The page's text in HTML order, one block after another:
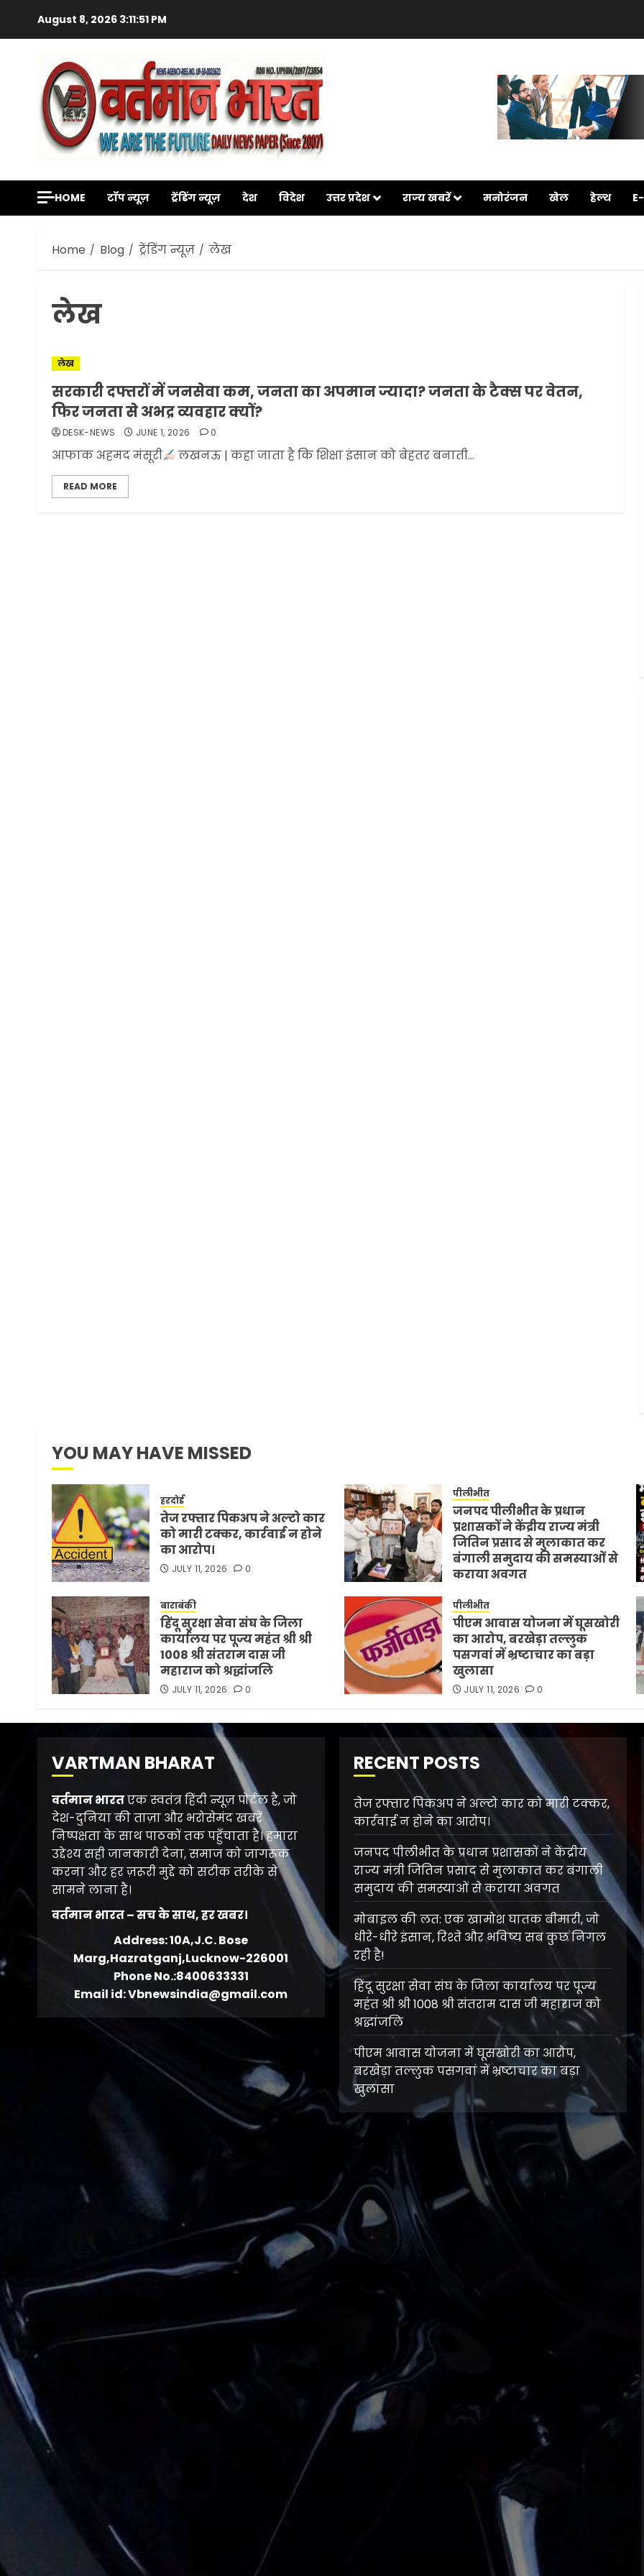
content
August 8, 2026 3:11:53 PM
HOME टॉप न्यूज़ ट्रेंडिंग न्यूज़ देश विदेश उत्तर प्रदेश राज्य खबरें मनोरंजन खेल हेल्थ
Home Blog ट्रेंडिंग न्यूज़ लेख
लेख
लेख
सरकारी दफ्तरों में जनसेवा कम, जनता का अपमान ज्यादा? जनता के टैक्स पर वेतन,
फिर जनता से अभद्र व्यवहार क्यों?
DESK-NEWS JUNE 1, 2026 0
आफाक अहमद मंसूरी लखनऊ | कहा जाता है कि शिक्षा इंसान को बेहतर बनाती...
READ MORE
YOU MAY HAVE MISSED
हरदोई
तेज रफ्तार पिकअप ने अल्टो कार
को मारी टक्कर, कार्रवाई न होने
का आरोप।
JULY 11, 2026 0
पीलीभीत
जनपद पीलीभीत के प्रधान
प्रशासकों ने केंद्रीय राज्य मंत्री
जितिन प्रसाद से मुलाकात कर
बंगाली समुदाय की समस्याओं से
कराया अवगत
बाराबंकी
हिंदू सुरक्षा सेवा संघ के जिला
कार्यालय पर पूज्य महंत श्री श्री
1008 श्री संतराम दास जी
महाराज को श्रद्धांजलि
JULY 11, 2026 0
पीलीभीत
पीएम आवास योजना में घूसखोरी
का आरोप, बरखेड़ा तल्लुक
पसगवां में भ्रष्टाचार का बड़ा
खुलासा
JULY 11, 2026 0
VARTMAN BHARAT
वर्तमान भारतएक स्वतंत्र हिंदी न्यूज़ पोर्टल है, जो
देश-दुनिया की ताज़ा और भरोसेमंद खबरें
निष्पक्षता के साथ पाठकों तक पहुँचाता है। हमारा
उद्देश्य सही जानकारी देना, समाज को जागरूक
करना और हर ज़रूरी मुद्दे को सटीक तरीके से
सामने लाना है।
वर्तमान भारत – सच के साथ, हर खबर।
Address: 10A,J.C. Bose
Marg,Hazratganj,Lucknow-226001
Phone No.:8400633331
Email id: Vbnewsindia@gmail.com
RECENT POSTS
तेज रफ्तार पिकअप ने अल्टो कार को मारी टक्कर,
कार्रवाई न होने का आरोप।
जनपद पीलीभीत के प्रधान प्रशासकों ने केंद्रीय
राज्य मंत्री जितिन प्रसाद से मुलाकात कर बंगाली
समुदाय की समस्याओं से कराया अवगत
मोबाइल की लत: एक खामोश घातक बीमारी, जो
धीरे-धीरे इंसान, रिश्ते और भविष्य सब कुछ निगल
रही है!
हिंदू सुरक्षा सेवा संघ के जिला कार्यालय पर पूज्य
महंत श्री श्री 1008 श्री संतराम दास जी महाराज को
श्रद्धांजलि
पीएम आवास योजना में घूसखोरी का आरोप,
बरखेड़ा तल्लुक पसगवां में भ्रष्टाचार का बड़ा
खुलासा